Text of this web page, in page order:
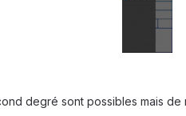
degré sont possibles mais